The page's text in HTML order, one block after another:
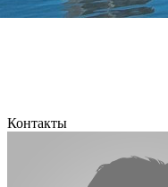
Контакты